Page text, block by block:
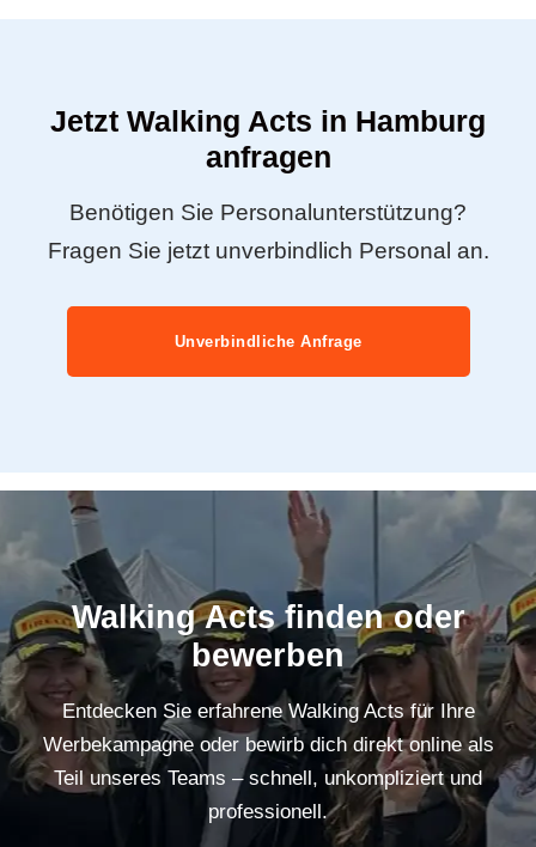
Jetzt Walking Acts in Hamburg
anfragen
Benötigen Sie Personalunterstützung?
Fragen Sie jetzt unverbindlich Personal an.
Unverbindliche Anfrage
Walking Acts finden oder
bewerben
Entdecken Sie erfahrene Walking Acts für Ihre
Werbekampagne oder bewirb dich direkt online als
Teil unseres Teams – schnell, unkompliziert und
professionell.